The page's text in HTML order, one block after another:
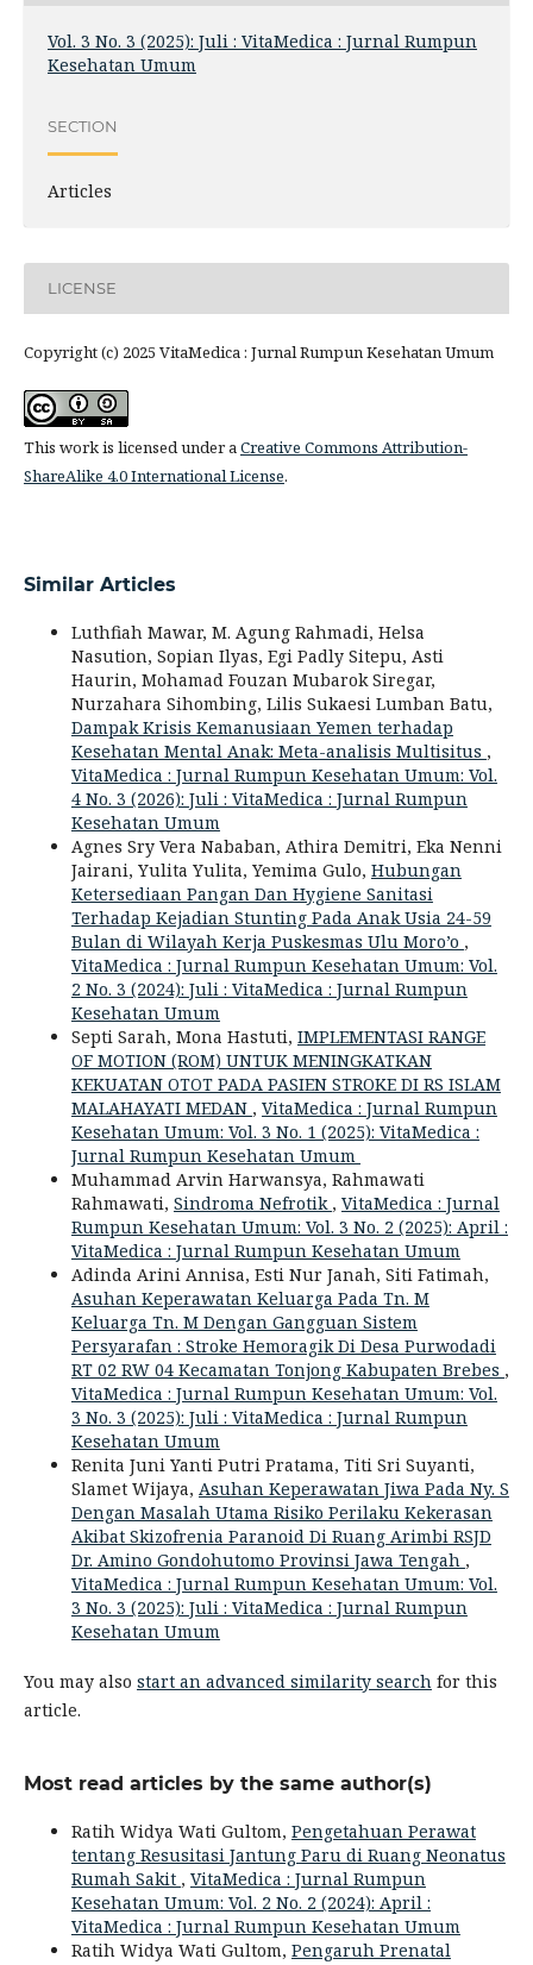
Vol. 3 No. 3 (2025): Juli : VitaMedica : Jurnal Rumpun
Kesehatan Umum
SECTION
Articles
LICENSE
Copyright (c) 2025 VitaMedica : Jurnal Rumpun Kesehatan Umum
This work is licensed under aCreative Commons Attribution-
ShareAlike 4.0 International License.
Similar Articles
Luthfiah Mawar, M. Agung Rahmadi, Helsa
Nasution, Sopian Ilyas, Egi Padly Sitepu, Asti
Haurin, Mohamad Fouzan Mubarok Siregar,
Nurzahara Sihombing, Lilis Sukaesi Lumban Batu,
Dampak Krisis Kemanusiaan Yemen terhadap
Kesehatan Mental Anak: Meta-analisis Multisitus ,
VitaMedica : Jurnal Rumpun Kesehatan Umum: Vol.
4 No. 3 (2026): Juli : VitaMedica : Jurnal Rumpun
Kesehatan Umum
Agnes Sry Vera Nababan, Athira Demitri, Eka Nenni
Jairani, Yulita Yulita, Yemima Gulo, Hubungan
Ketersediaan Pangan Dan Hygiene Sanitasi
Terhadap Kejadian Stunting Pada Anak Usia 24-59
Bulan di Wilayah Kerja Puskesmas Ulu Moro’o ,
VitaMedica : Jurnal Rumpun Kesehatan Umum: Vol.
2 No. 3 (2024): Juli : VitaMedica : Jurnal Rumpun
Kesehatan Umum
Septi Sarah, Mona Hastuti, IMPLEMENTASI RANGE
OF MOTION (ROM) UNTUK MENINGKATKAN
KEKUATAN OTOT PADA PASIEN STROKE DI RS ISLAM
MALAHAYATI MEDAN , VitaMedica : Jurnal Rumpun
Kesehatan Umum: Vol. 3 No. 1 (2025): VitaMedica :
Jurnal Rumpun Kesehatan Umum
Muhammad Arvin Harwansya, Rahmawati
Rahmawati, Sindroma Nefrotik , VitaMedica : Jurnal
Rumpun Kesehatan Umum: Vol. 3 No. 2 (2025): April :
VitaMedica : Jurnal Rumpun Kesehatan Umum
Adinda Arini Annisa, Esti Nur Janah, Siti Fatimah,
Asuhan Keperawatan Keluarga Pada Tn. M
Keluarga Tn. M Dengan Gangguan Sistem
Persyarafan : Stroke Hemoragik Di Desa Purwodadi
RT 02 RW 04 Kecamatan Tonjong Kabupaten Brebes ,
VitaMedica : Jurnal Rumpun Kesehatan Umum: Vol.
3 No. 3 (2025): Juli : VitaMedica : Jurnal Rumpun
Kesehatan Umum
Renita Juni Yanti Putri Pratama, Titi Sri Suyanti,
Slamet Wijaya, Asuhan Keperawatan Jiwa Pada Ny. S
Dengan Masalah Utama Risiko Perilaku Kekerasan
Akibat Skizofrenia Paranoid Di Ruang Arimbi RSJD
Dr. Amino Gondohutomo Provinsi Jawa Tengah ,
VitaMedica : Jurnal Rumpun Kesehatan Umum: Vol.
3 No. 3 (2025): Juli : VitaMedica : Jurnal Rumpun
Kesehatan Umum
You may also start an advanced similarity searchfor this
article.
Most read articles by the same author(s)
Ratih Widya Wati Gultom, Pengetahuan Perawat
tentang Resusitasi Jantung Paru di Ruang Neonatus
Rumah Sakit , VitaMedica : Jurnal Rumpun
Kesehatan Umum: Vol. 2 No. 2 (2024): April :
VitaMedica : Jurnal Rumpun Kesehatan Umum
Ratih Widya Wati Gultom, Pengaruh Prenatal